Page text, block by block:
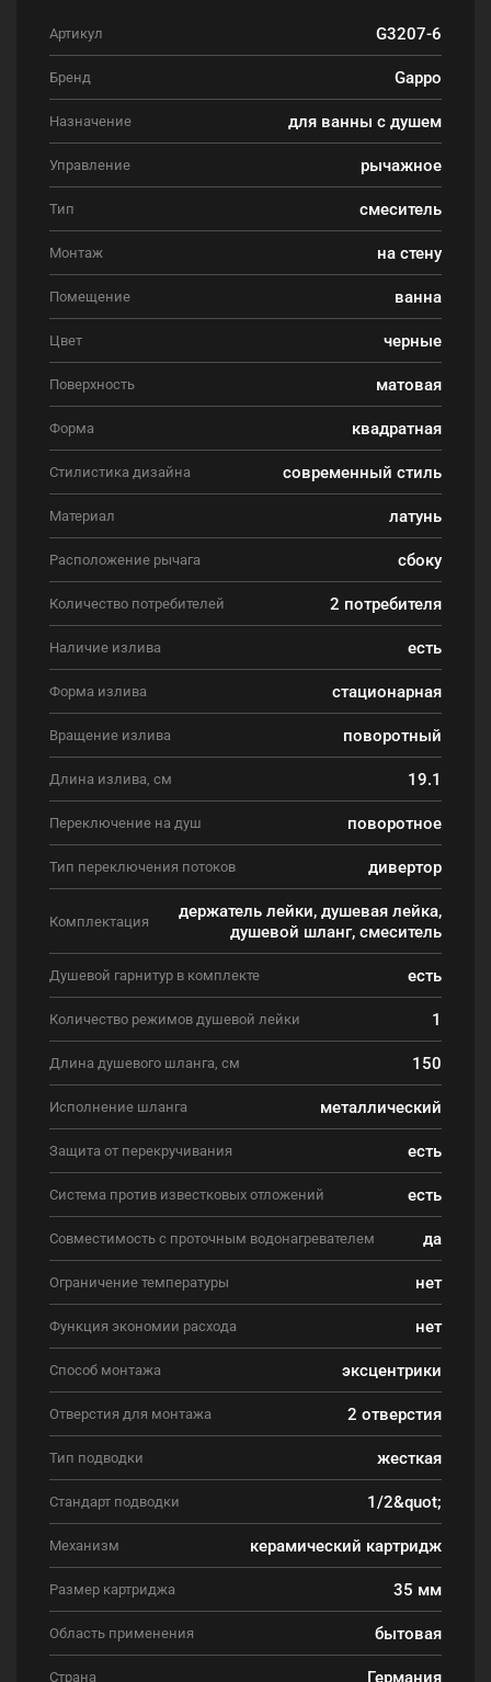
Артикул G3207-6
Бренд Gappo
Назначение для ванны с душем
Управление рычажное
Тип смеситель
Монтаж на стену
Помещение ванна
Цвет черные
Поверхность матовая
Форма квадратная
Стилистика дизайна современный стиль
Материал латунь
Расположение рычага сбоку
Количество потребителей 2 потребителя
Наличие излива есть
Форма излива стационарная
Вращение излива поворотный
Длина излива, см 19.1
Переключение на душ поворотное
Тип переключения потоков дивертор
Комплектация
держатель лейки, душевая лейка,
душевой шланг, смеситель
Душевой гарнитур в комплекте есть
Количество режимов душевой лейки 1
Длина душевого шланга, см 150
Исполнение шланга металлический
Защита от перекручивания есть
Система против известковых отложений есть
Совместимость с проточным водонагревателем да
Ограничение температуры нет
Функция экономии расхода нет
Способ монтажа эксцентрики
Отверстия для монтажа 2 отверстия
Тип подводки жесткая
Стандарт подводки 1/2&quot;
Механизм керамический картридж
Размер картриджа 35 мм
Область применения бытовая
Страна Германия